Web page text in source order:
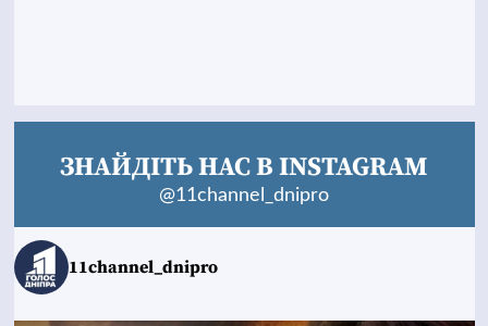
ЗНАЙДІТЬ НАС В INSTAGRAM
@11channel_dnipro
11channel_dnipro